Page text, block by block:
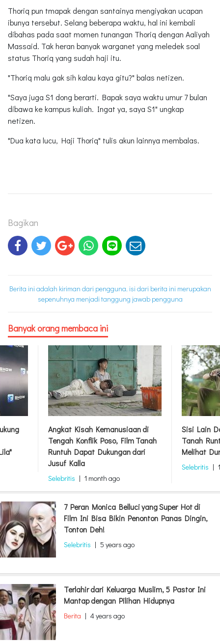
Thoriq pun tmapak dengan santainya mengiyakan ucapan
ibunya tersebut. Selang beberapa waktu, hal ini kembali
dibahas pada saat momen tunangan Thoriq dengan Aaliyah
Massaid. Tak heran banyak warganet yang meledek soal
status Thoriq yang sudah haji itu.
"Thoriq malu gak sih kalau kaya gitu?" balas netizen.
"Saya juga S1 dong berarti. Bapak saya waktu umur 7 bulan
dibawa ke kampus kuliah. Ingat ya, saya S1" ungkap
netizen.
"Dua kata lucu, Haji Thoriq" tulis akun lainnya membalas.
Bagikan
Berita ini adalah kiriman dari pengguna, isi dari berita ini merupakan
sepenuhnya menjadi tanggung jawab pengguna
Banyak orang membaca ini
Angkat Kisah Kemanusiaan di
Tengah Konflik Poso, Film Tanah
Runtuh Dapat Dukungan dari
Jusuf Kalla
Selebritis | 1 month ago
Sisi Lain
Tanah
Melihat
Selebritis | 1
7 Peran Monica Belluci yang Super Hot di
Film Ini Bisa Bikin Penonton Panas Dingin,
Tonton Deh!
Selebritis | 5 years ago
Terlahir dari Keluarga Muslim, 5 Pastor Ini
Mantap dengan Pilihan Hidupnya
Berita | 4 years ago